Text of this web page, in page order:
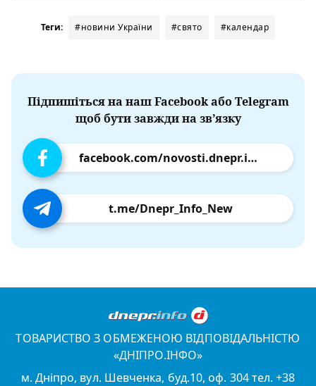
Теги: #новини України #свято #календар
Підпишіться на наш Facebook або Telegram
щоб бути завжди на зв’язку
facebook.com/novosti.dnepr.info
t.me/Dnepr_Info_New
ТОВАРИСТВО З ОБМЕЖЕНОЮ ВІДПОВІДАЛЬНІСТЮ
«ДНІПРО.ІНФО»
м. Дніпро, вул. Шевченка, буд.10, оф. 304 тел. +38